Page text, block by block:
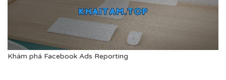
Khám phá Facebook Ads Reporting